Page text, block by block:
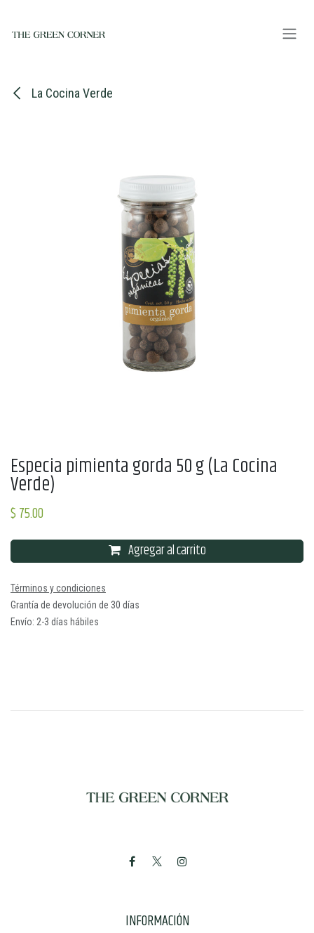
La Cocina Verde
Especia pimienta gorda 50 g (La Cocina
Verde)
$75.00
Agregar al carrito
Términos y condiciones
Grantía de devolución de 30 días
Envío: 2-3 días hábiles
INFORMACIÓN